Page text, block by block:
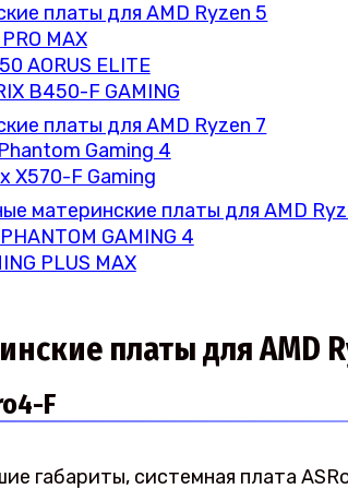
платы для AMD Ryzen 5
MAX
AORUS ELITE
B450-F GAMING
платы для AMD Ryzen 7
Gaming 4
X570-F Gaming
материнские платы для AMD
GAMING 4
PLUS MAX
платы для AMD
F
габариты, системная плата